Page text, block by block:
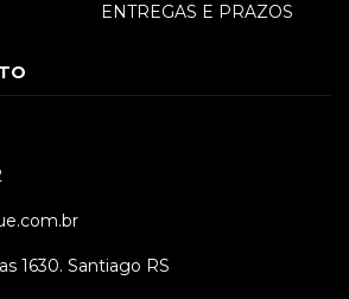
ENTREGAS E PRAZOS
1630. Santiago RS